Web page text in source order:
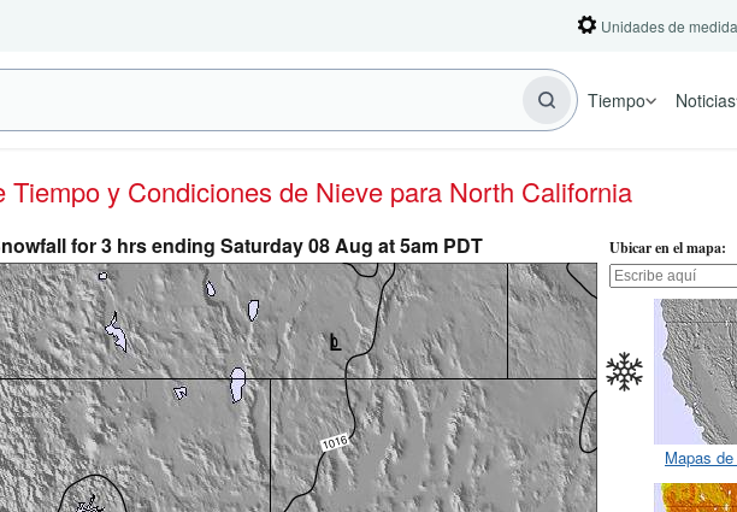
Unidades de medida
Tiempo Noticias
Tiempo y Condiciones de Nieve para North California
for 3 hrs ending Saturday 08 Aug at 5am PDT Ubicar en el mapa:
Mapas